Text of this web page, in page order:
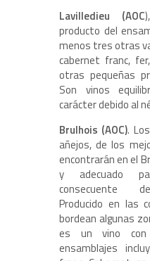
Lavilledieu (AOC
producto del
menos tres otras
cabernet franc,
otras pequeñas
Son vinos
carácter debido al
Brulhois (AOC).
añejos, de los
encontrarán en el
y adecuado
consecuente
Producido en las
bordean algunas
es un vino con
ensamblajes